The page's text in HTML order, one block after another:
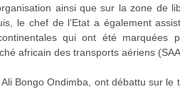
ainsi que sur la zone de
le chef de l’Etat a également
qui ont été marquées
africain des transports aériens
Bongo Ondimba, ont débattu sur le